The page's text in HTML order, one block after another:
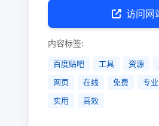
访问网
内容标签:
百度贴吧 工具 资源
网页
在线 免费 专业
实用
高效